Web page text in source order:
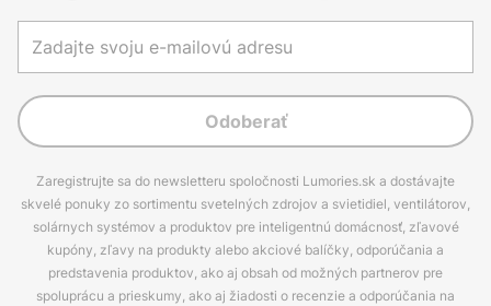
Odoberať
Zaregistrujte sa do newsletteru spoločnosti Lumories.sk a dostávajte
skvelé ponuky zo sortimentu svetelných zdrojov a svietidiel, ventilátorov,
solárnych systémov a produktov pre inteligentnú domácnosť, zľavové
kupóny, zľavy na produkty alebo akciové balíčky, odporúčania a
predstavenia produktov, ako aj obsah od možných partnerov pre
spoluprácu a prieskumy, ako aj žiadosti o recenzie a odporúčania na